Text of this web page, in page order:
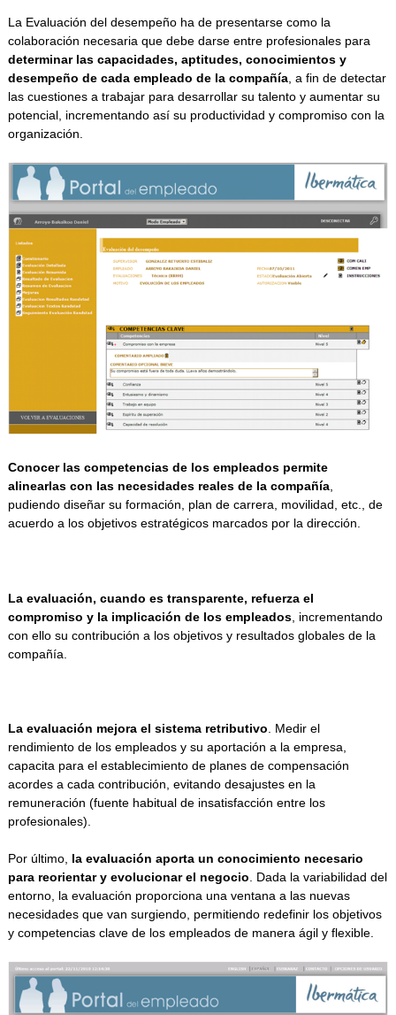
La Evaluación del desempeño ha de presentarse como la
colaboración necesaria que debe darse entre profesionales para
determinar las capacidades, aptitudes, conocimientos y
desempeño de cada empleado de la compañía , a fin de detectar
las cuestiones a trabajar para desarrollar su talento y aumentar su
potencial, incrementando así su productividad y compromiso con la
organización.
Conocer las competencias de los empleados permite
alinearlas con las necesidades reales de la compañía
pudiendo diseñar su formación, plan de carrera, movilidad, etc., de
acuerdo a los objetivos estratégicos marcados por la dirección.
Como aumentar a produtividade dos funcionários do cassino. Na
indústria de cassinos, uma das melhores maneiras de maximizar a
eficiência e a lucratividade do seu negócio é aumentar o
engajamento e a produtividade de seus funcionários existentes. De
forem bem tratados. No entanto, se seus funcionários não
estiverem tão felizes com seus empregos quanto gostariam, a
produtividade e a eficiência do seu negócio serão prejudicadas.
Tirar um tempo para treinar funcionários dohttps://brasil-
cassinos.com/rodadas-gratis/cassino em diferentes habilidades
pode torná-los mais versáteis e eficazes em seus trabalhos. Ao
de treinamento cruzado, eles podem ampliar seus conjuntos de
habilidades e aumentar seu engajamento. Isso também ajuda os
funcionários a ganhar mais responsabilidade e controle sobre sua
agenda, além de reduzir a rotatividade.
La evaluación, cuando es transparente, refuerza el
compromiso y la implicación de los empleados , incrementando
con ello su contribución a los objetivos y resultados globales de la
compañía.
La evaluación mejora el sistema retributivo . Medir el
rendimiento de los empleados y su aportación a la empresa,
capacita para el establecimiento de planes de compensación
acordes a cada contribución, evitando desajustes en la
remuneración (fuente habitual de insatisfacción entre los
profesionales).
Por último, la evaluación aporta un conocimiento necesario
para reorientar y evolucionar el negocio . Dada la variabilidad del
entorno, la evaluación proporciona una ventana a las nuevas
necesidades que van surgiendo, permitiendo redefinir los objetivos
y competencias clave de los empleados de manera ágil y flexible.